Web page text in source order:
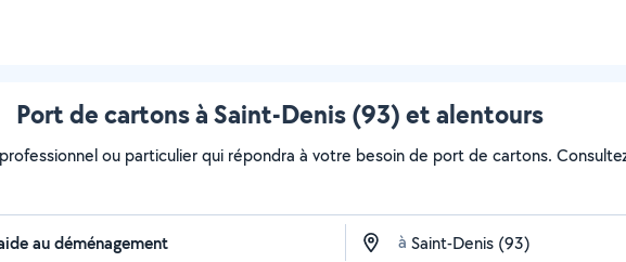
Port de cartons à Saint-Denis (93) et alentours
ou particulier qui répondra à votre besoin de port de cartons.
à